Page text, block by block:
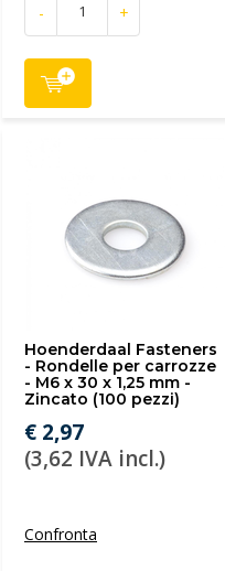
- +
Hoenderdaal Fasteners
- Rondelle per carrozze
- M6 x 30 x 1,25 mm -
Zincato (100 pezzi)
€ 2,97
(3,62 IVA incl.)
Confronta